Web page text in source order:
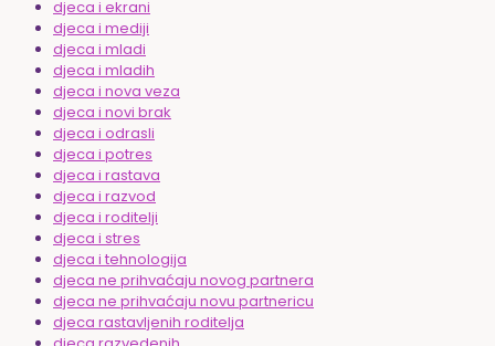
djeca i ekrani
djeca i mediji
djeca i mladi
djeca i mladih
djeca i nova veza
djeca i novi brak
djeca i odrasli
djeca i potres
djeca i rastava
djeca i razvod
djeca i roditelji
djeca i stres
djeca i tehnologija
djeca ne prihvaćaju novog partnera
djeca ne prihvaćaju novu partnericu
djeca rastavljenih roditelja